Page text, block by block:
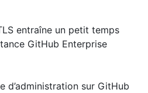
entraîne un petit temps
GitHub Enterprise
d’administration sur GitHub